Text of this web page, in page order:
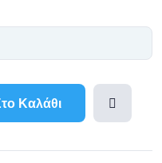
Καλάθι